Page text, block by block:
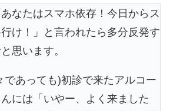
なたはスマホ依存！今日からス
け！」と言われたら多分反発す
思います。
であっても)初診で来たアルコー
には「いやー、よく来ました